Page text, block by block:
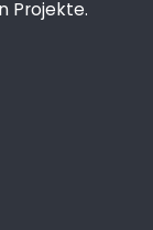
Projekte.